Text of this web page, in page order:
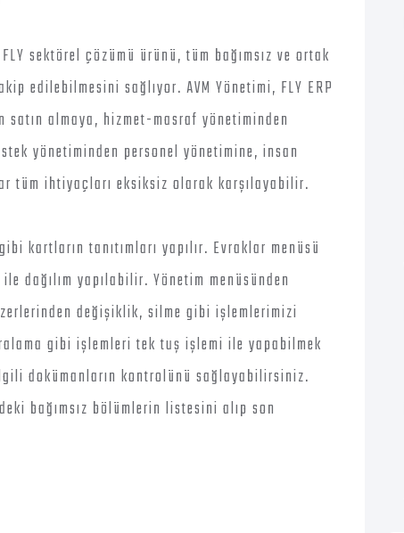
sektörel çözümü ürünü, tüm bağımsız ve ortak
edilebilmesini sağlıyor. AVM Yönetimi, FLY ERP
almaya, hizmet-masraf yönetiminden
yönetiminden personel yönetimine, insan
tüm ihtiyaçları eksiksiz olarak karşılayabilir.
kartların tanıtımları yapılır. Evraklar menüsü
dağılım yapılabilir. Yönetim menüsünden
değişiklik, silme gibi işlemlerimizi
gibi işlemleri tek tuş işlemi ile yapabilmek
dokümanların kontrolünü sağlayabilirsiniz.
bağımsız bölümlerin listesini alıp son